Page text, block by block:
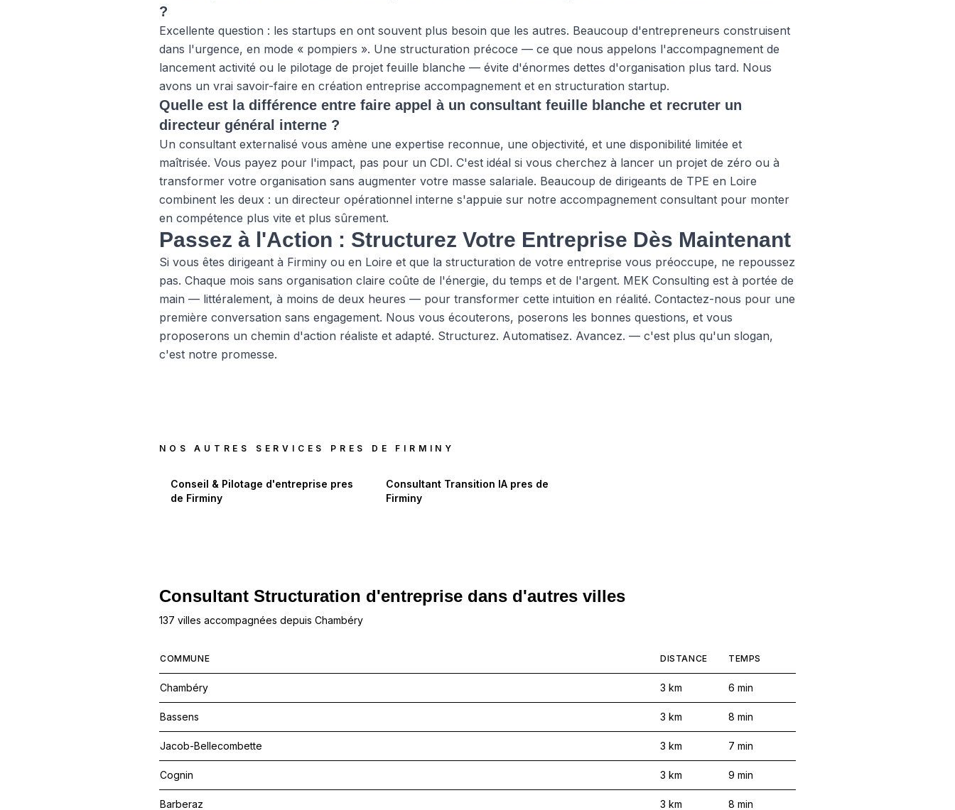
?
Excellente question : les startups en ont souvent plus besoin que les autres. Beaucoup d'entrepreneurs construisent
dans l'urgence, en mode « pompiers ». Une structuration précoce — ce que nous appelons l'accompagnement de
lancement activité ou le pilotage de projet feuille blanche — évite d'énormes dettes d'organisation plus tard. Nous
avons un vrai savoir-faire en création entreprise accompagnement et en structuration startup.
Quelle est la différence entre faire appel à un consultant feuille blanche et recruter un
directeur général interne ?
Un consultant externalisé vous amène une expertise reconnue, une objectivité, et une disponibilité limitée et
maîtrisée. Vous payez pour l'impact, pas pour un CDI. C'est idéal si vous cherchez à lancer un projet de zéro ou à
transformer votre organisation sans augmenter votre masse salariale. Beaucoup de dirigeants de TPE en Loire
combinent les deux : un directeur opérationnel interne s'appuie sur notre accompagnement consultant pour monter
en compétence plus vite et plus sûrement.
Passez à l'Action : Structurez Votre Entreprise Dès Maintenant
Si vous êtes dirigeant à Firminy ou en Loire et que la structuration de votre entreprise vous préoccupe, ne repoussez
pas. Chaque mois sans organisation claire coûte de l'énergie, du temps et de l'argent. MEK Consulting est à portée de
main — littéralement, à moins de deux heures — pour transformer cette intuition en réalité. Contactez-nous pour une
première conversation sans engagement. Nous vous écouterons, poserons les bonnes questions, et vous
proposerons un chemin d'action réaliste et adapté. Structurez. Automatisez. Avancez. — c'est plus qu'un slogan,
c'est notre promesse.
NOS AUTRES SERVICES PRES DE FIRMINY
Conseil & Pilotage d'entreprise pres
de Firminy
Consultant Transition IApres de
Firminy
Consultant Structuration d'entreprise dans d'autres villes
137 villes accompagnées depuis Chambéry
COMMUNE DISTANCE TEMPS
Chambéry 3 km 6 min
Bassens 3 km 8 min
Jacob-Bellecombette 3 km 7 min
Cognin 3 km 9 min
Barberaz 3 km 8 min